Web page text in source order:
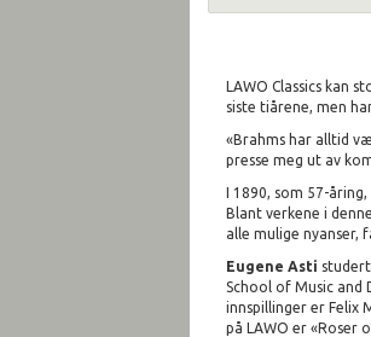
LAWO Classics kan
siste tiårene, men
«Brahms har alltid
presse meg ut av
I 1890, som 57-
Blant verkene i
alle mulige nyanser,
Eugene Asti
School of Music and
innspillinger er Felix
på LAWO er «Roser